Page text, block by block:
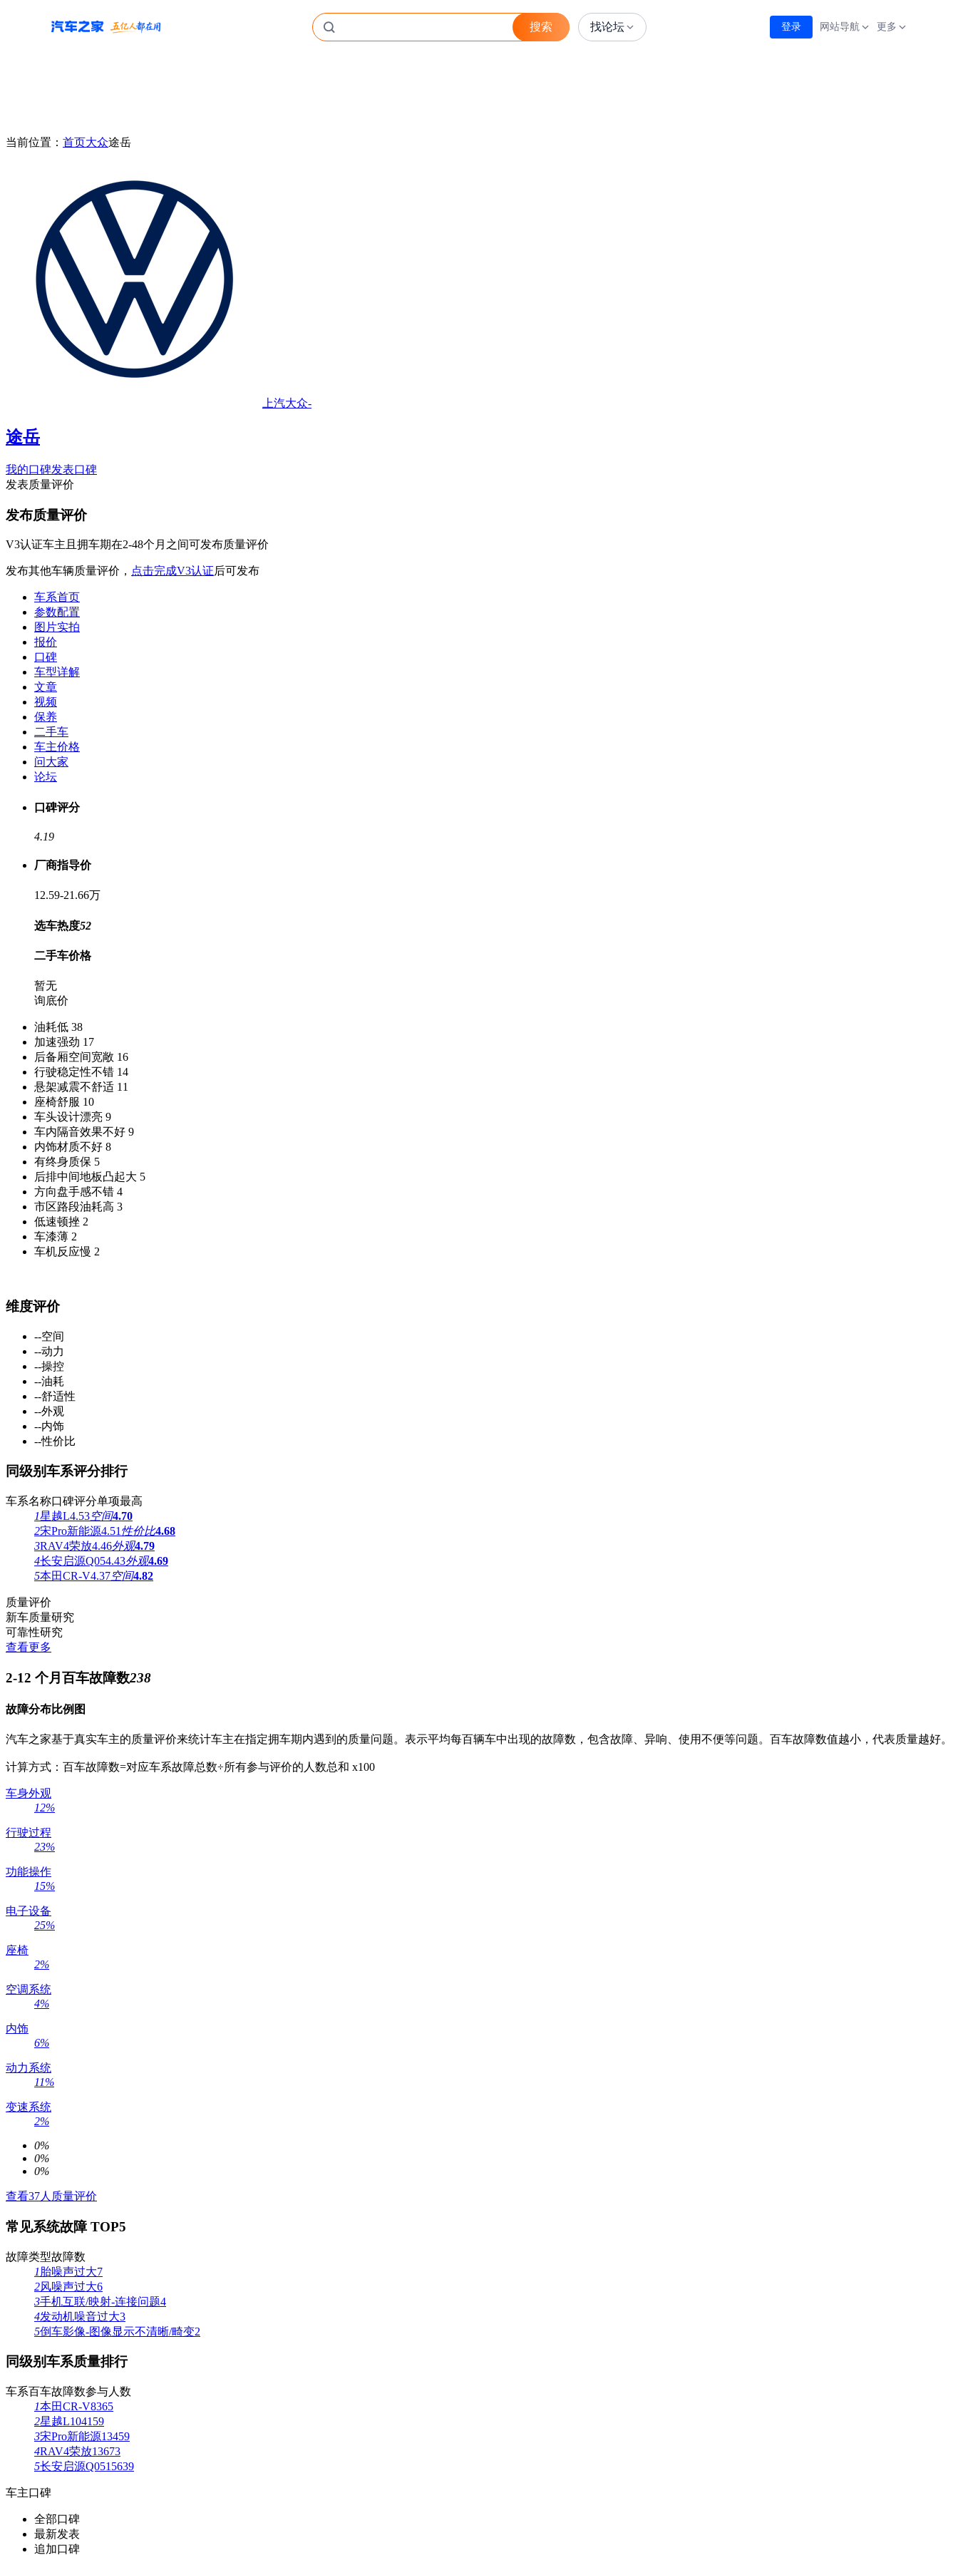
搜索 找论坛 登录 网站导航 更多
当前位置： 首页大众途岳
上汽大众-
途岳
我的口碑发表口碑
发表质量评价
发布质量评价
V3认证车主且拥车期在2-48个月之间可发布质量评价
发布其他车辆质量评价， 点击完成V3认证后可发布
车系首页
参数配置
图片实拍
报价
口碑
车型详解
文章
视频
保养
二手车
车主价格
问大家
论坛
口碑评分
4.19
厂商指导价
12.59-21.66万
选车热度52
二手车价格
暂无
询底价
油耗低 38
加速强劲 17
后备厢空间宽敞 16
行驶稳定性不错 14
悬架减震不舒适 11
座椅舒服 10
车头设计漂亮 9
车内隔音效果不好 9
内饰材质不好 8
有终身质保 5
后排中间地板凸起大 5
方向盘手感不错 4
市区路段油耗高 3
低速顿挫 2
车漆薄 2
车机反应慢 2
维度评价
--空间
--动力
--操控
--油耗
--舒适性
--外观
--内饰
--性价比
同级别车系评分排行
车系名称口碑评分单项最高
1星越L4.53空间4.70
2宋Pro新能源4.51 性价比4.68
3RAV4荣放4.46外观4.79
4长安启源Q054.43外观4.69
5本田CR-V4.37空间4.82
质量评价
新车质量研究
可靠性研究
查看更多
2-12 个月百车故障数238
故障分布比例图
汽车之家基于真实车主的质量评价来统计车主在指定拥车期内遇到的质量问题。表示平均每百辆车中出现的故障数，包含故障、异响、使用不便等问题。百车故障数值越小，代表质量越好。
计算方式：百车故障数=对应车系故障总数÷所有参与评价的人数总和 x100
车身外观
12%
行驶过程
23%
功能操作
15%
电子设备
25%
座椅
2%
空调系统
4%
内饰
6%
动力系统
11%
变速系统
2%
0%
0%
0%
查看37人质量评价
常见系统故障 TOP5
故障类型故障数
1 胎噪声过大7
2风噪声过大6
3手机互联/映射-连接问题4
4发动机噪音过大3
5倒车影像-图像显示不清晰/畸变2
同级别车系质量排行
车系百车故障数参与人数
1本田CR-V8365
2星越L104159
3宋Pro新能源13459
4RAV4荣放13673
5长安启源Q0515639
车主口碑
全部口碑
最新发表
追加口碑